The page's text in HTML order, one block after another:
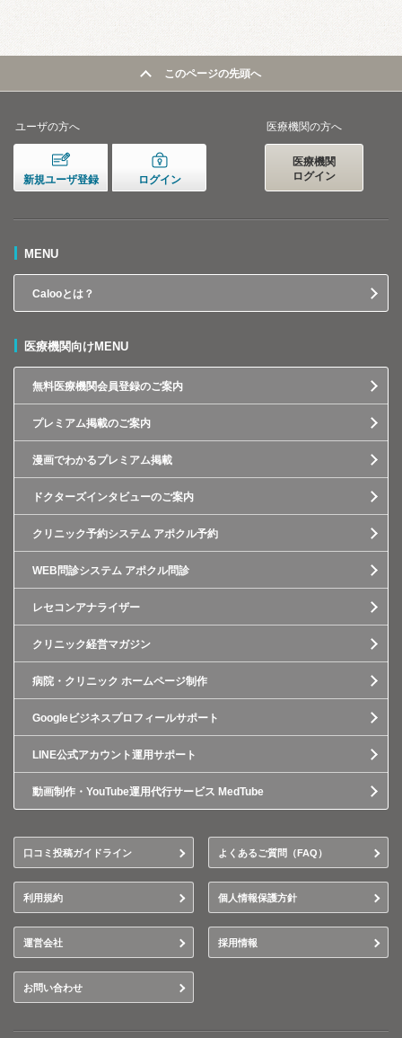
このページの先頭へ
ユーザの方へ
新規ユーザ登録 ログイン
医療機関の方へ
医療機関
ログイン
MENU
Calooとは？
医療機関向けMENU
無料医療機関会員登録のご案内
プレミアム掲載のご案内
漫画でわかるプレミアム掲載
ドクターズインタビューのご案内
クリニック予約システム アポクル予約
WEB問診システム アポクル問診
レセコンアナライザー
クリニック経営マガジン
病院・クリニック ホームページ制作
Googleビジネスプロフィールサポート
LINE公式アカウント運用サポート
動画制作・YouTube運用代行サービス MedTube
口コミ投稿ガイドライン よくあるご質問（FAQ）
利用規約 個人情報保護方針
運営会社 採用情報
お問い合わせ